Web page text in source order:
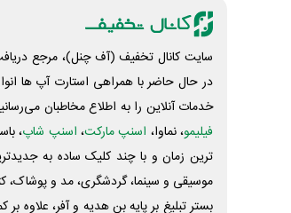
سایت کانال تخفیف (آف چنل)، مرجع
در حال حاضر با همراهی استارت آپ ها
خدمات آنلاین را به اطلاع مخاطبان
فیلیمو، نماوا، اسنپ مارکت، اسنپ شاپ،
ترین زمان و با چند کلیک ساده به
موسیقی و سینما، گردشگری، مد و پوشاک،
بستر تبلیغ بر پایه بن هدیه و آفر، علاوه